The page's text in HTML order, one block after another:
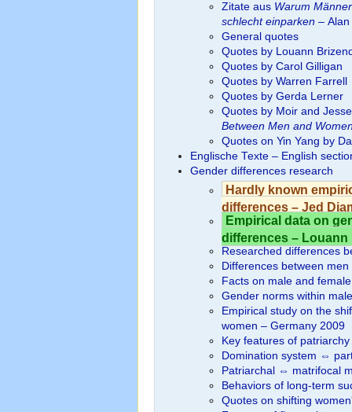
Zitate aus Warum
schlecht einparken –
General quotes
Quotes by Louann
Quotes by Carol Gilligan
Quotes by Warren Farrell
Quotes by Gerda Lerner
Quotes by Moir and
Between Men and
Quotes on Yin Yang by
Englische Texte – English
Gender differences research
Hardly known
differences – Jed
Empirical data on
differences – Louann
Researched differences
Differences between
Facts on male and
Gender norms within
Empirical study on the
women – Germany 2009
Key features of
Domination system ⇔
Patriarchal ⇔ matrifocal
Behaviors of long-term
Quotes on shifting